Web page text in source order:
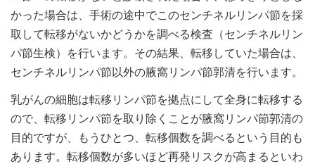
かった場合は、手術の途中でこのセンチネルリンパ節を採
取して転移がないかどうかを調べる検査（センチネルリン
パ節生検）を行います。その結果、転移していた場合は、
センチネルリンパ節以外の腋窩リンパ節郭清を行います。
乳がんの細胞は転移リンパ節を拠点にして全身に転移する
ので、転移リンパ節を取り除くことが腋窩リンパ節郭清の
目的ですが、もうひとつ、転移個数を調べるという目的も
あります。転移個数が多いほど再発リスクが高まるといわ